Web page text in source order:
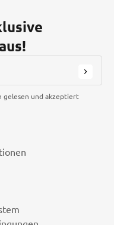
gelesen und akzeptiert